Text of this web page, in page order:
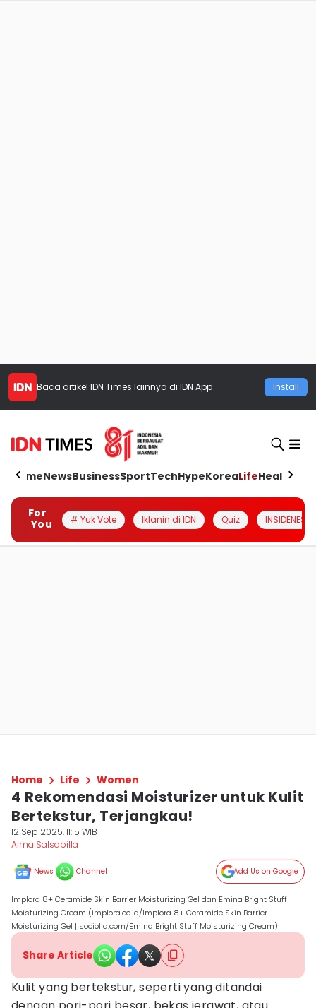
Baca artikel IDN Times lainnya di IDN App Install
HomeNewsBusinessSportTechHypeKoreaLifeHealth
For
You
# Yuk Vote Iklanin di IDN Quiz INSIDENESIA
Home Life Women
4 Rekomendasi Moisturizer untuk Kulit
Bertekstur, Terjangkau!
12 Sep 2025, 11:15 WIB
Alma Salsabilla
News Channel Add Us on Google
Implora 8+ Ceramide Skin Barrier Moisturizing Gel dan Emina Bright Stuff
Moisturizing Cream (implora.co.id/Implora 8+ Ceramide Skin Barrier
Moisturizing Gel | sociolla.com/Emina Bright Stuff Moisturizing Cream)
Share Article
Kulit yang bertekstur, seperti yang ditandai